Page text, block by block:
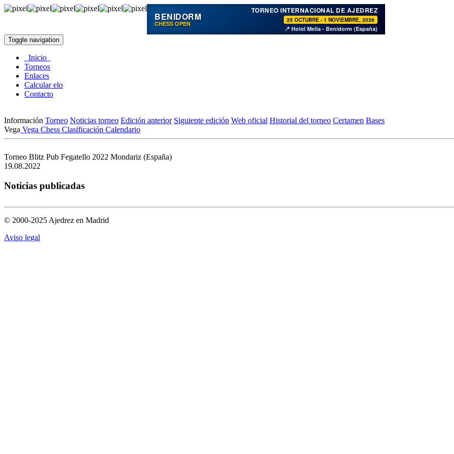
♞
BENIDORM
CHESS OPEN
TORNEO INTERNACIONAL DE AJEDREZ
25 OCTUBRE - 1 NOVIEMBRE, 2026
📍 Hotel Melia - Benidorm (España)
Toggle navigation
Inicio
Torneos
Enlaces
Calcular elo
Contacto
Información Torneo Noticias torneo Edición anterior Siguiente edición Web oficial Historial del torneo Certamen Bases
Vega Vega Chess Clasificación Calendario
Torneo Blitz Pub Fegatello 2022 Mondariz (España)
19.08.2022
Noticias publicadas
© 2000-2025 Ajedrez en Madrid
Aviso legal